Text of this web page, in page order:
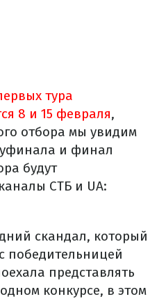
тура
8 и 15 февраля,
отбора мы увидим
и финал
будут
СТБ и UA:
скандал, который
победительницей
представлять
конкурсе, в этом